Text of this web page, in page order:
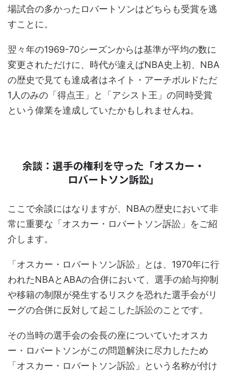
場試合の多かったロバートソンはどちらも受賞を逃
すことに。
翌々年の1969-70シーズンからは基準が平均の数に
変更されただけに、時代が違えばNBA史上初、NBA
の歴史で見ても達成者はネイト・アーチボルドただ
1人のみの「得点王」と「アシスト王」の同時受賞
という偉業を達成していたかもしれませんね。
余談：選手の権利を守った「オスカー・
ロバートソン訴訟」
ここで余談にはなりますが、NBAの歴史において非
常に重要な「オスカー・ロバートソン訴訟」をご紹
介します。
「オスカー・ロバートソン訴訟」とは、1970年に行
われたNBAとABAの合併において、選手の給与抑制
や移籍の制限が発生するリスクを恐れた選手会がリ
ーグの合併に反対して起こした訴訟のことです。
その当時の選手会の会長の座についていたオスカ
ー・ロバートソンがこの問題解決に尽力したため
「オスカー・ロバートソン訴訟」という名称が付け